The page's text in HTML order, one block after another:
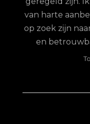
van harte
op zoek zijn
en